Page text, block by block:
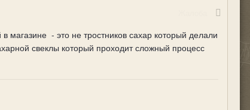
магазине - это не тростников сахар который делали
свеклы который проходит сложный процесс